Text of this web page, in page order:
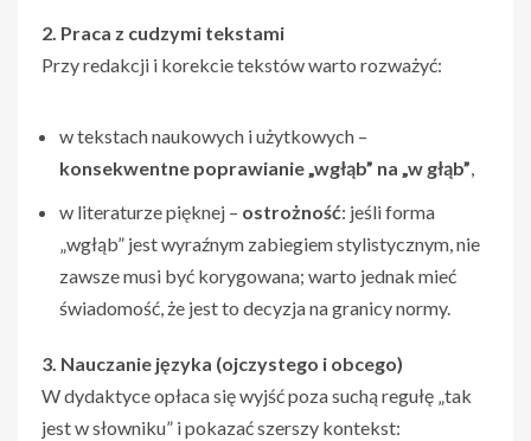
2. Praca z cudzymi tekstami
Przy redakcji i korekcie tekstów warto rozważyć:
w tekstach naukowych i użytkowych –
konsekwentne poprawianie „wgłąb” na „w głąb”,
w literaturze pięknej – ostrożność: jeśli forma
„wgłąb” jest wyraźnym zabiegiem stylistycznym, nie
zawsze musi być korygowana; warto jednak mieć
świadomość, że jest to decyzja na granicy normy.
3. Nauczanie języka (ojczystego i obcego)
W dydaktyce opłaca się wyjść poza suchą regułę „tak
jest w słowniku” i pokazać szerszy kontekst: